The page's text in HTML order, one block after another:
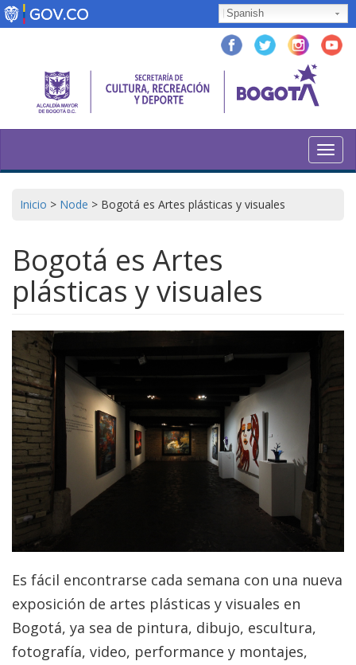
Skip
to
Spanish
Inicio > Node > Bogotá es Artes plásticas y visuales
Bogotá es Artes
plásticas y visuales
Es fácil encontrarse cada semana con una nueva
exposición de artes plásticas y visuales en
Bogotá, ya sea de pintura, dibujo, escultura,
fotografía, video, performance y montajes,